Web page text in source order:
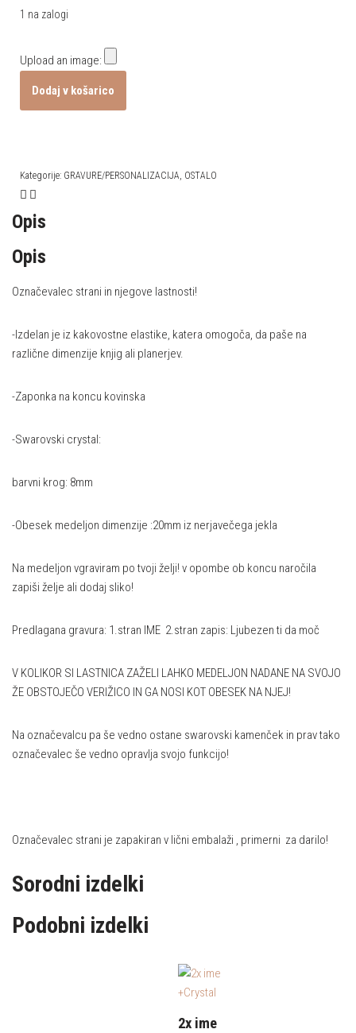
1 na zalogi
Upload an image:
Dodaj v košarico
Kategorije: GRAVURE/PERSONALIZACIJA, OSTALO
Opis
Opis
Označevalec strani in njegove lastnosti!
-Izdelan je iz kakovostne elastike, katera omogoča, da paše na
različne dimenzije knjig ali planerjev.
-Zaponka na koncu kovinska
-Swarovski crystal:
barvni krog: 8mm
-Obesek medeljon dimenzije :20mm iz nerjavečega jekla
Na medeljon vgraviram po tvoji želji! v opombe ob koncu naročila
zapiši želje ali dodaj sliko!
Predlagana gravura: 1.stran IME 2.stran zapis: Ljubezen ti da moč
V KOLIKOR SI LASTNICA ZAŽELI LAHKO MEDELJON NADANE NA SVOJO
ŽE OBSTOJEČO VERIŽICO IN GA NOSI KOT OBESEK NA NJEJ!
Na označevalcu pa še vedno ostane swarovski kamenček in prav tako
označevalec še vedno opravlja svojo funkcijo!
Označevalec strani je zapakiran v lični embalaži , primerni za darilo!
Sorodni izdelki
Podobni izdelki
2x ime